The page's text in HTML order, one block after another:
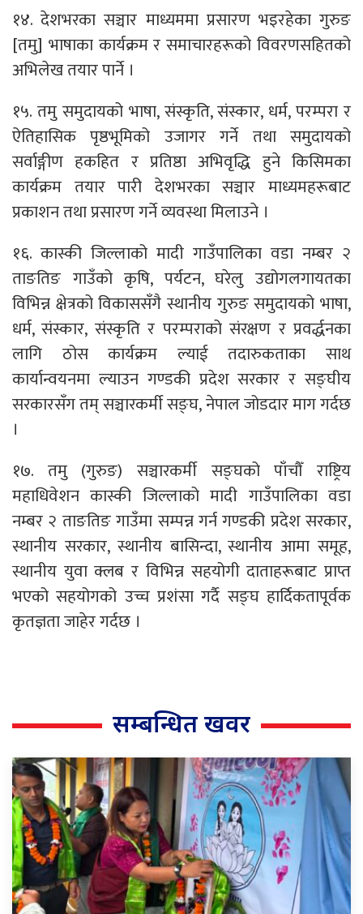
१४. देशभरका सञ्चार माध्यममा प्रसारण भइरहेका गुरुङ
[तमु] भाषाका कार्यक्रम र समाचारहरूको विवरणसहितको
अभिलेख तयार पार्ने ।
१५. तमु समुदायको भाषा, संस्कृति, संस्कार, धर्म, परम्परा र
ऐतिहासिक पृष्ठभूमिको उजागर गर्ने तथा समुदायको
सर्वाङ्गीण हकहित र प्रतिष्ठा अभिवृद्धि हुने किसिमका
कार्यक्रम तयार पारी देशभरका सञ्चार माध्यमहरूबाट
प्रकाशन तथा प्रसारण गर्ने व्यवस्था मिलाउने ।
१६. कास्की जिल्लाको मादी गाउँपालिका वडा नम्बर २
ताङतिङ गाउँको कृषि, पर्यटन, घरेलु उद्योगलगायतका
विभिन्न क्षेत्रको विकाससँगै स्थानीय गुरुङ समुदायको भाषा,
धर्म, संस्कार, संस्कृति र परम्पराको संरक्षण र प्रवर्द्धनका
लागि ठोस कार्यक्रम ल्याई तदारुकताका साथ
कार्यान्वयनमा ल्याउन गण्डकी प्रदेश सरकार र सङ्घीय
सरकारसँग तम् सञ्चारकर्मी सङ्घ, नेपाल जोडदार माग गर्दछ
।
१७. तमु (गुरुङ) सञ्चारकर्मी सङ्घको पाँचौँ राष्ट्रिय
महाधिवेशन कास्की जिल्लाको मादी गाउँपालिका वडा
नम्बर २ ताङतिङ गाउँमा सम्पन्न गर्न गण्डकी प्रदेश सरकार,
स्थानीय सरकार, स्थानीय बासिन्दा, स्थानीय आमा समूह,
स्थानीय युवा क्लब र विभिन्न सहयोगी दाताहरूबाट प्राप्त
भएको सहयोगको उच्च प्रशंसा गर्दै सङ्घ हार्दिकतापूर्वक
कृतज्ञता जाहेर गर्दछ ।
सम्बन्धित खवर